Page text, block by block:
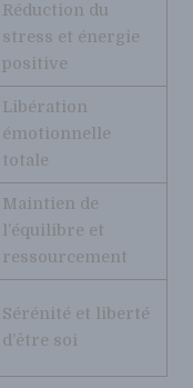
Réduction du
stress et énergie
positive
Libération
émotionnelle
totale
Maintien de
l’équilibre et
ressourcement
Sérénité et liberté
d’être soi